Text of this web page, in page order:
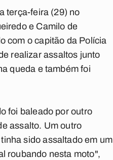
terça-feira (29) no
e Camilo de
com o capitão da Polícia
realizar assaltos junto
queda e também foi
foi baleado por outro
assalto. Um outro
sido assaltado em um
roubando nesta moto",